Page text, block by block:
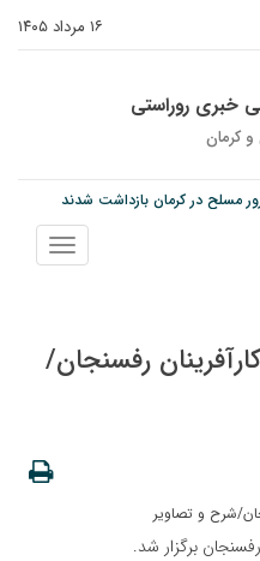
۱۶ مرداد ۱۴۰۵
خبری روراستی
و كرمان
نمایش
منو
رفسنجان/
برگزار شد.